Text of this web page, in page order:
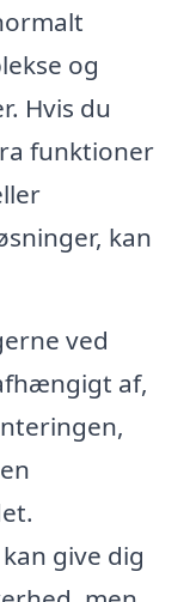
og
Hvis du
funktioner
kan
ved
af,
give dig